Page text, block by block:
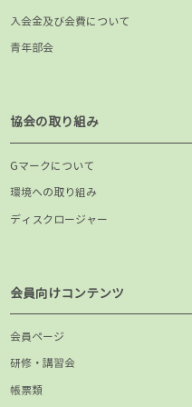
入会金及び会費について
青年部会
協会の取り組み
Gマークについて
環境への取り組み
ディスクロージャー
会員向けコンテンツ
会員ページ
研修・講習会
帳票類